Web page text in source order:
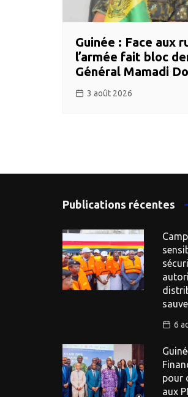
Guinée : Face aux
l’armée fait bloc
Général Mamadi
3 août 2026
Publications récentes
6
pour
aux